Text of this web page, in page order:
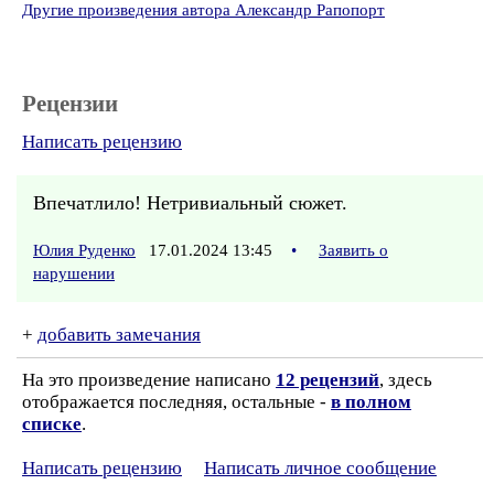
Другие произведения автора Александр Рапопорт
Рецензии
Написать рецензию
Впечатлило! Нетривиальный сюжет.
Юлия Руденко 17.01.2024 13:45 •
Заявить о
нарушении
+ добавить замечания
На это произведение написано 12 рецензий, здесь
отображается последняя, остальные - в полном
списке.
Написать рецензию
Написать личное сообщение